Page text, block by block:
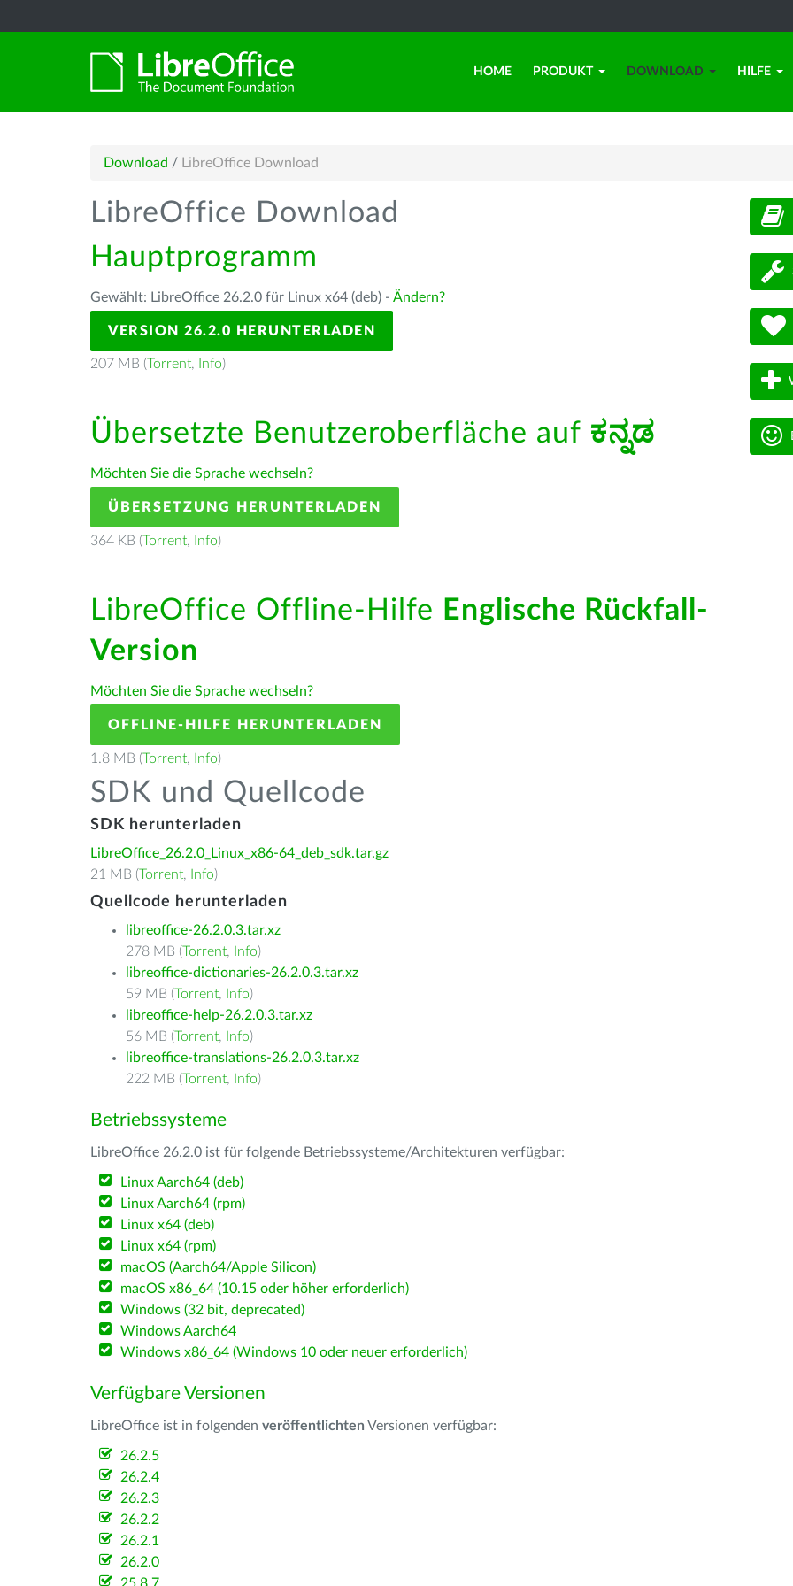
HOME PRODUKT DOWNLOAD HILFE
Download / LibreOffice Download
LibreOffice Download
Hauptprogramm
Gewählt: LibreOffice 26.2.0 für Linux x64 (deb) - Ändern?
VERSION 26.2.0 HERUNTERLADEN
207 MB (Torrent, Info)
Übersetzte Benutzeroberfläche auf ಕನ್ನಡ
Möchten Sie die Sprache wechseln?
ÜBERSETZUNG HERUNTERLADEN
364 KB (Torrent, Info)
LibreOffice Offline-Hilfe Englische Rückfall-
Version
Möchten Sie die Sprache wechseln?
OFFLINE-HILFE HERUNTERLADEN
1.8 MB (Torrent, Info)
SDK und Quellcode
SDK herunterladen
LibreOffice_26.2.0_Linux_x86-64_deb_sdk.tar.gz
21 MB (Torrent, Info)
Quellcode herunterladen
libreoffice-26.2.0.3.tar.xz
278 MB (Torrent, Info)
libreoffice-dictionaries-26.2.0.3.tar.xz
59 MB (Torrent, Info)
libreoffice-help-26.2.0.3.tar.xz
56 MB (Torrent, Info)
libreoffice-translations-26.2.0.3.tar.xz
222 MB (Torrent, Info)
Betriebssysteme
LibreOffice 26.2.0 ist für folgende Betriebssysteme/Architekturen verfügbar:
Linux Aarch64 (deb)
Linux Aarch64 (rpm)
Linux x64 (deb)
Linux x64 (rpm)
macOS (Aarch64/Apple Silicon)
macOS x86_64 (10.15 oder höher erforderlich)
Windows (32 bit, deprecated)
Windows Aarch64
Windows x86_64 (Windows 10 oder neuer erforderlich)
Verfügbare Versionen
LibreOffice ist in folgenden veröffentlichten Versionen verfügbar:
26.2.5
26.2.4
26.2.3
26.2.2
26.2.1
26.2.0